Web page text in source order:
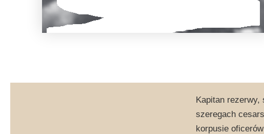
Kapitan rezerwy,
szeregach
korpusie